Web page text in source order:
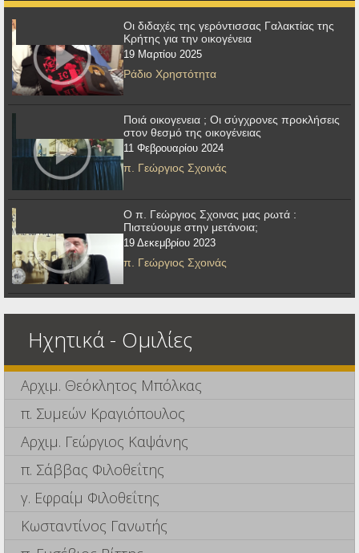
Οι διδαχές της γερόντισσας Γαλακτίας της
Κρήτης για την οικογένεια
19 Μαρτίου 2025
Ράδιο Χρηστότητα
Ποιά οικογενεια ; Οι σύγχρονες προκλήσεις
στον θεσμό της οικογένειας
11 Φεβρουαρίου 2024
π. Γεώργιος Σχοινάς
Ο π. Γεώργιος Σχοινας μας ρωτά :
Πιστεύουμε στην μετάνοια;
19 Δεκεμβρίου 2023
π. Γεώργιος Σχοινάς
Ηχητικά - Ομιλίες
Αρχιμ. Θεόκλητος Μπόλκας
π. Συμεών Κραγιόπουλος
Αρχιμ. Γεώργιος Καψάνης
π. Σάββας Φιλοθεΐτης
γ. Εφραίμ Φιλοθεΐτης
Κωσταντίνος Γανωτής